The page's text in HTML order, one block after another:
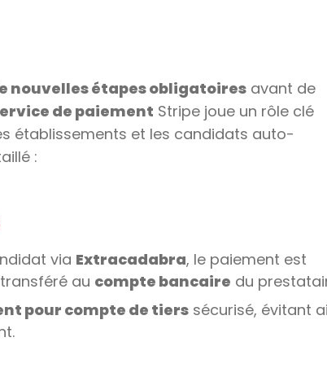
nouvelles étapes obligatoires avant de
de paiement Stripe joue un rôle clé
établissements et les candidats auto-
:
via Extracadabra, le paiement est
au compte bancaire du
pour compte de tiers sécurisé, évitant